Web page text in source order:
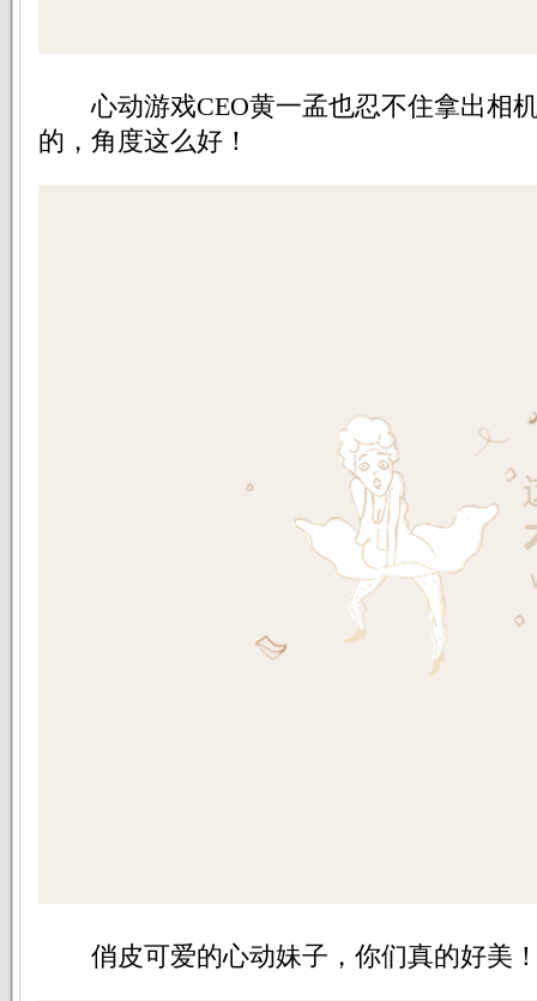
心动游戏CEO黄一孟也忍不住拿出相
的，角度这么好！
俏皮可爱的心动妹子，你们真的好美